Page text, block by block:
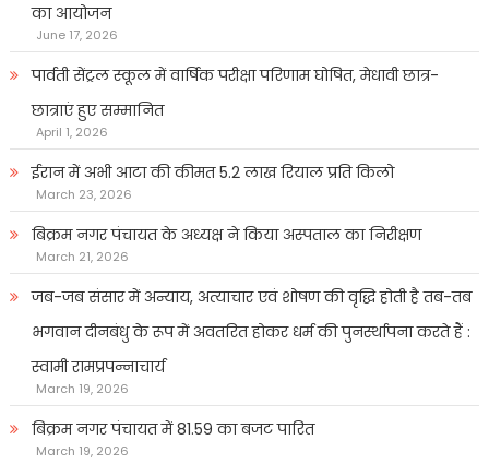
का आयोजन
June 17, 2026
पार्वती सेंट्रल स्कूल में वार्षिक परीक्षा परिणाम घोषित, मेधावी छात्र-
छात्राएं हुए सम्मानित
April 1, 2026
ईरान में अभी आटा की कीमत 5.2 लाख रियाल प्रति किलो
March 23, 2026
बिक्रम नगर पंचायत के अध्यक्ष ने किया अस्पताल का निरीक्षण
March 21, 2026
जब-जब संसार में अन्याय, अत्याचार एवं शोषण की वृद्धि होती है तब-तब
भगवान दीनबंधु के रूप में अवतरित होकर धर्म की पुनर्स्थापना करते हैं :
स्वामी रामप्रपन्नाचार्य
March 19, 2026
बिक्रम नगर पंचायत में 81.59 का बजट पारित
March 19, 2026